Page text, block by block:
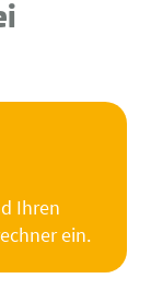
Ihren
ein.